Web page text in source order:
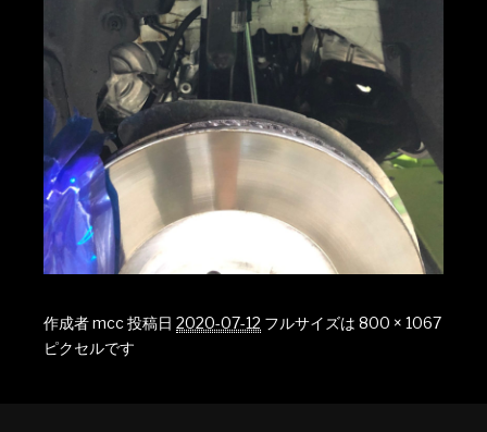
作成者mcc投稿日 2020-07-12 フルサイズは 800 × 1067
ピクセルです